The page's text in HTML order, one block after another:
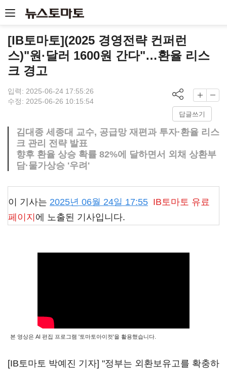
[IB토마토](2025 경영전략 컨퍼런
스)"원·달러 1600원 간다"…환율 리스
크 경고
입력: 2025-06-24 17:55:26
수정: 2025-06-26 10:15:54
답글쓰기
김대종 세종대 교수, 공급망 재편과 투자·환율 리스
크 관리 전략 발표
향후 환율 상승 확률 82%에 달하면서 외채 상환부
담·물가상승 '우려'
이 기사는 2025년 06월 24일 17:55 IB토마토 유료
페이지 에 노출된 기사입니다.
본 영상은 AI 편집 프로그램 '토마토아이컷'을 활용했습니다.
[IB토마토 박예진 기자] "정부는 외환보유고를 확충하